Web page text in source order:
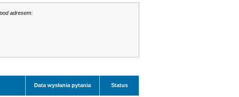
adresem:
Data wysłania pytania Status